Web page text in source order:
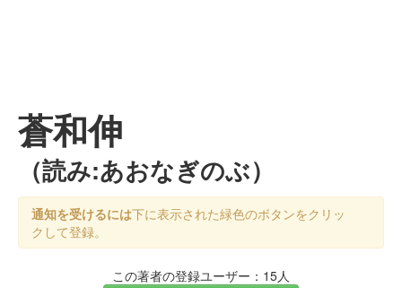
蒼和伸
（読み:あおなぎのぶ）
通知を受けるには下に表示された緑色のボタンをクリッ
クして登録。
この著者の登録ユーザー：15人